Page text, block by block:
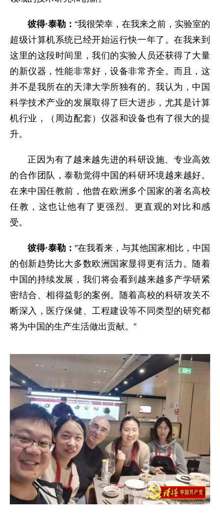
彼得·泰勒： “我很荣幸，在我来之前，实验室的
超级计算机系统已经开始运行快一年了。在我来到
这里的这段时间里，我们的实验人员还获得了大量
的新仪器，性能非常好，设备非常齐全。而且，这
并不是我所在的天津大学所独有的。我认为，中国
科学技术产业的发展取得了巨大进步，尤其是计算
机行业，（周边配套）仪器和设备也有了很大的提
升。
正因为有了越来越先进的科研设施、专业高效
的合作团队，泰勒觉得中国的科研环境越来越好。
在来中国任教前，他曾在欧洲多个国家的著名高校
任教，这也让他有了更强烈、更直观的对比和感
受。
彼得·泰勒： "在我看来，与其他国家相比，中国
的创新趋势比大多数欧洲国家显得更有活力。随着
中国的持续发展，我们将会看到越来越多产学研紧
密结合、相得益彰的案例。随着高校的科研攻关不
断深入，医疗保健、工程建设等不同类型的研究都
将为中国的生产生活做出贡献。”